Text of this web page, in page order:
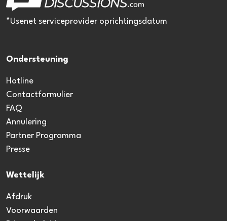
*Usenet serviceprovider oprichtingsdatum
Ondersteuning
Hotline
Contactformulier
FAQ
Annulering
Partner Programma
Presse
Wettelijk
Afdruk
Voorwaarden